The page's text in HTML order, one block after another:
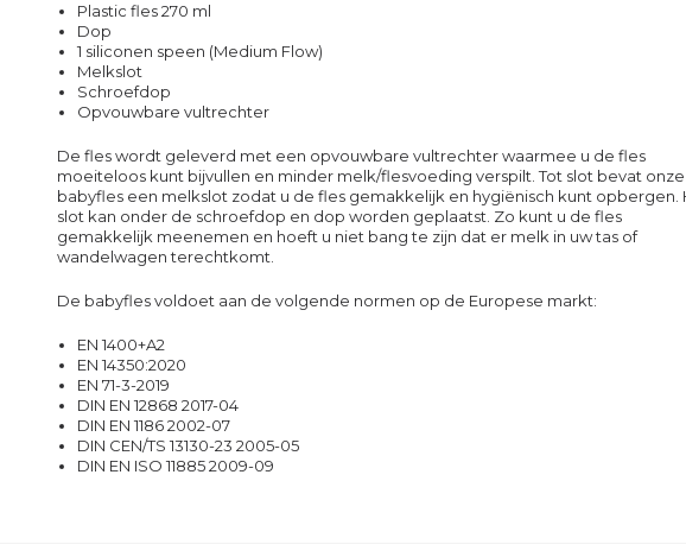
Plastic fles 270 ml
Dop
1 siliconen speen (Medium Flow)
Melkslot
Schroefdop
Opvouwbare vultrechter
De fles wordt geleverd met een opvouwbare vultrechter waarmee u de fles
moeiteloos kunt bijvullen en minder melk/flesvoeding verspilt. Tot slot bevat onze
babyfles een melkslot zodat u de fles gemakkelijk en hygiënisch kunt opbergen.
slot kan onder de schroefdop en dop worden geplaatst. Zo kunt u de fles
gemakkelijk meenemen en hoeft u niet bang te zijn dat er melk in uw tas of
wandelwagen terechtkomt.
De babyfles voldoet aan de volgende normen op de Europese markt:
EN 1400+A2
EN 14350:2020
EN 71-3-2019
DIN EN 12868 2017-04
DIN EN 1186 2002-07
DIN CEN/TS 13130-23 2005-05
DIN EN ISO 11885 2009-09